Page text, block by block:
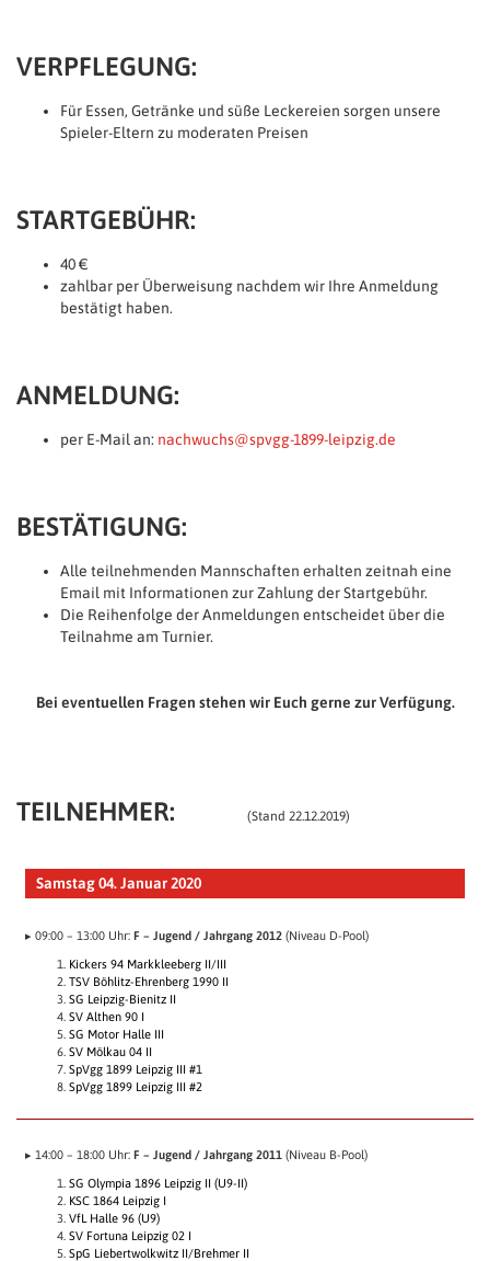
VERPFLEGUNG:
Für Essen, Getränke und süße Leckereien sorgen unsere
Spieler-Eltern zu moderaten Preisen
STARTGEBÜHR:
40 €
zahlbar per Überweisung nachdem wir Ihre Anmeldung
bestätigt haben.
ANMELDUNG:
per E-Mail an: nachwuchs@spvgg-1899-leipzig.de
BESTÄTIGUNG:
Alle teilnehmenden Mannschaften erhalten zeitnah eine
Email mit Informationen zur Zahlung der Startgebühr.
Die Reihenfolge der Anmeldungen entscheidet über die
Teilnahme am Turnier.
Bei eventuellen Fragen stehen wir Euch gerne zur Verfügung.
TEILNEHMER: (Stand 22.12.2019)
Samstag 04. Januar 2020
▸ 09:00 – 13:00 Uhr: F – Jugend / Jahrgang 2012 (Niveau D-Pool)
Kickers 94 Markkleeberg II/III
TSV Böhlitz-Ehrenberg 1990 II
SG Leipzig-Bienitz II
SV Althen 90 I
SG Motor Halle III
SV Mölkau 04 II
SpVgg 1899 Leipzig III #1
SpVgg 1899 Leipzig III #2
▸ 14:00 – 18:00 Uhr: F – Jugend / Jahrgang 2011 (Niveau B-Pool)
SG Olympia 1896 Leipzig II (U9-II)
KSC 1864 Leipzig I
VfL Halle 96 (U9)
SV Fortuna Leipzig 02 I
SpG Liebertwolkwitz II/​Brehmer II